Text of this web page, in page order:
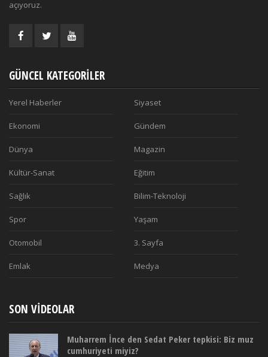
açıyoruz.
GÜNCEL KATEGORILER
Yerel Haberler Siyaset
Ekonomi Gündem
Dünya Magazin
Kültür-Sanat Eğitim
Sağlık Bilim-Teknoloji
Spor Yaşam
Otomobil 3. Sayfa
Emlak Medya
SON VIDEOLAR
Muharrem İnce den Sedat Peker tepkisi: Biz muz
cumhuriyeti miyiz?